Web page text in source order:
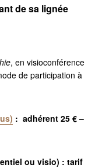
de sa lignée
, en visioconférence
de participation à
: adhérent 25 € –
ou visio) : tarif